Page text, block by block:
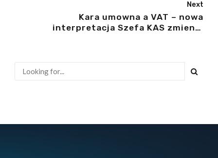
Next
Kara umowna a VAT – nowa
interpretacja Szefa KAS zmienia